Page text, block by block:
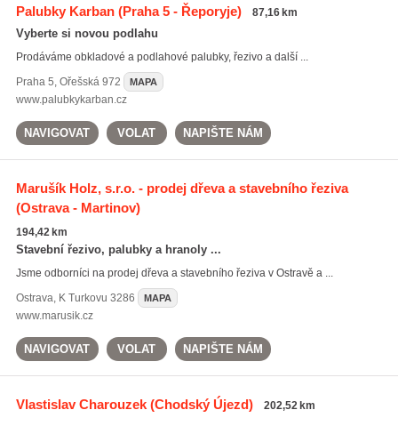
Palubky Karban(Praha 5 - Řeporyje) 87,16 km
Vyberte si novou podlahu
Prodáváme obkladové a podlahové palubky, řezivo a další ...
Praha 5, Ořešská 972 MAPA
www.palubkykarban.cz
NAVIGOVAT VOLAT NAPIŠTE NÁM
Marušík Holz, s.r.o. - prodej dřeva a stavebního řeziva
(Ostrava - Martinov)
194,42 km
Stavební řezivo, palubky a hranoly ...
Jsme odborníci na prodej dřeva a stavebního řeziva v Ostravě a ...
Ostrava, K Turkovu 3286 MAPA
www.marusik.cz
NAVIGOVAT VOLAT NAPIŠTE NÁM
Vlastislav Charouzek(Chodský Újezd) 202,52 km